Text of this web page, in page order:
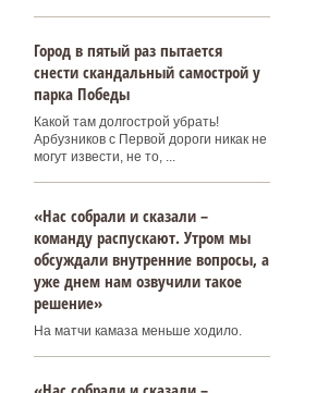
Город в пятый раз пытается
снести скандальный самострой у
парка Победы
Какой там долгострой убрать!
Арбузников с Первой дороги никак не
могут извести, не то, ...
«Нас собрали и сказали –
команду распускают. Утром мы
обсуждали внутренние вопросы, а
уже днем нам озвучили такое
решение»
На матчи камаза меньше ходило.